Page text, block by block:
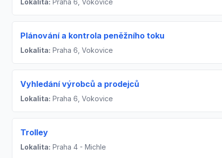
Lokalita: Praha 6, Vokovice
Plánování a kontrola peněžního toku
Lokalita: Praha 6, Vokovice
Vyhledání výrobců a prodejců
Lokalita: Praha 6, Vokovice
Trolley
Lokalita: Praha 4 - Michle